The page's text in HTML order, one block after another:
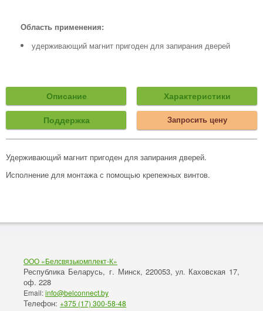
Область применения:
удерживающий магнит пригоден для запирания дверей
Описание Характеристики
Поддержка Запросить цену
Удерживающий магнит пригоден для запирания дверей.
Исполнение для монтажа с помощью крепежных винтов.
ООО «Белсвязькомплект-К»
Республика Беларусь, г. Минск, 220053, ул. Каховская 17,
оф. 228
Email:info@belconnect.by
Телефон: +375 (17) 300-58-48